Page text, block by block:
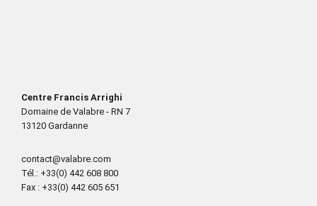
Centre Francis Arrighi
Domaine de Valabre - RN 7
13120 Gardanne
contact@valabre.com
Tél.: +33(0) 442 608 800
Fax : +33(0) 442 605 651